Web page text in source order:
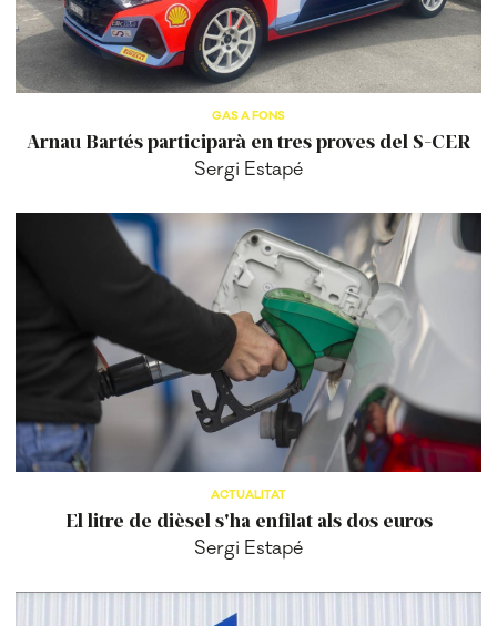
GAS A FONS
Arnau Bartés participarà en tres proves del S-CER
Sergi Estapé
ACTUALITAT
El litre de dièsel s'ha enfilat als dos euros
Sergi Estapé